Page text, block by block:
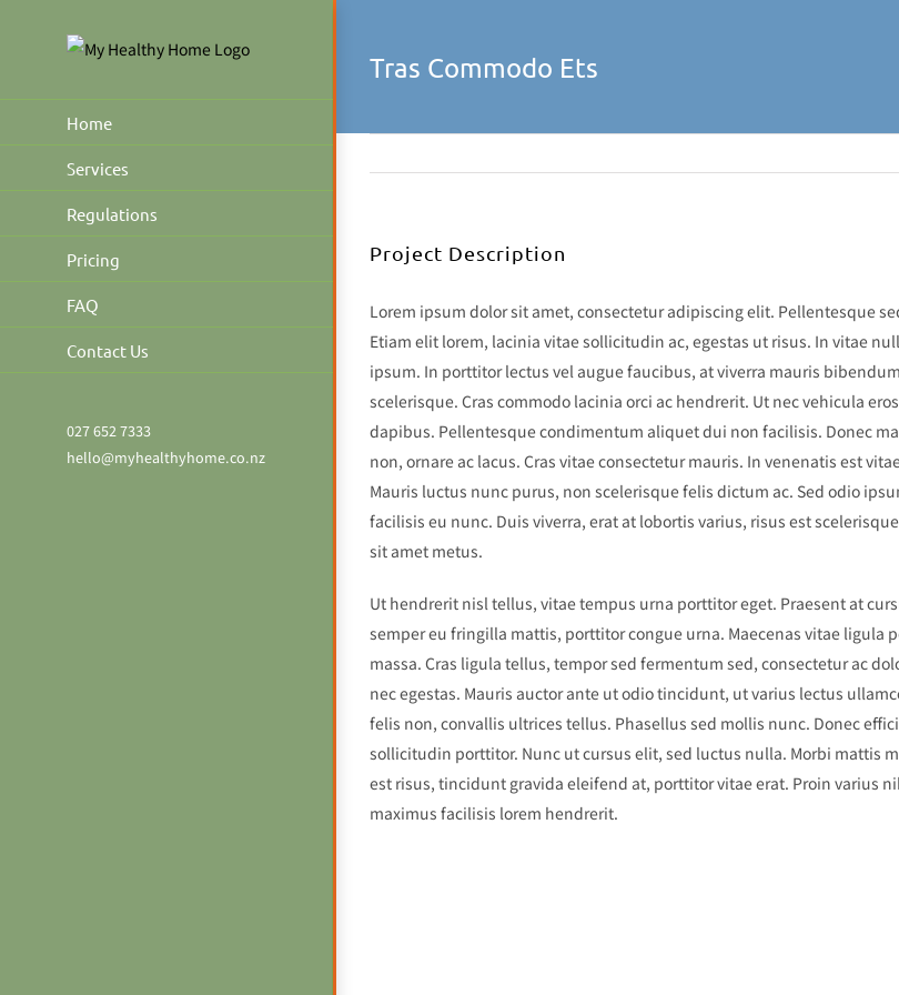
Home
Services
Regulations
Pricing
FAQ
Contact Us
027 652 7333
hello@myhealthyhome.co.nz
Tras Commodo Ets
Project Description
Lorem ipsum dolor sit amet, consectetur adipiscing elit. Pellentesque
Etiam elit lorem, lacinia vitae sollicitudin ac, egestas ut risus. In vitae
ipsum. In porttitor lectus vel augue faucibus, at viverra mauris
scelerisque. Cras commodo lacinia orci ac hendrerit. Ut nec vehicula
dapibus. Pellentesque condimentum aliquet dui non facilisis. Donec
non, ornare ac lacus. Cras vitae consectetur mauris. In venenatis est
Mauris luctus nunc purus, non scelerisque felis dictum ac. Sed odio
facilisis eu nunc. Duis viverra, erat at lobortis varius, risus est
sit amet metus.
Ut hendrerit nisl tellus, vitae tempus urna porttitor eget. Praesent at
semper eu fringilla mattis, porttitor congue urna. Maecenas vitae ligula
massa. Cras ligula tellus, tempor sed fermentum sed, consectetur ac
nec egestas. Mauris auctor ante ut odio tincidunt, ut varius lectus
felis non, convallis ultrices tellus. Phasellus sed mollis nunc. Donec
sollicitudin porttitor. Nunc ut cursus elit, sed luctus nulla. Morbi mattis
est risus, tincidunt gravida eleifend at, porttitor vitae erat. Proin varius
maximus facilisis lorem hendrerit.